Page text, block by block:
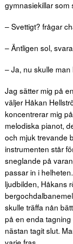
gymnasiekillar som
– Svettigt? frågar
– Äntligen sol,
– Ja, nu skulle
Jag sätter mig på
väljer Håkan
koncentrerar mig
melodiska pianot,
och mjuk trevande
instrumenten står
sneglande på
passar in i
ljudbilden, Håkans
skulle träffa nån
på en enda
nästan tagit slut.